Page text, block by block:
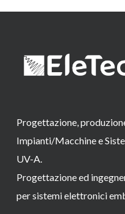
Progettazione,
Impianti/Macchine e
UV-A.
Progettazione ed
per sistemi elettronici